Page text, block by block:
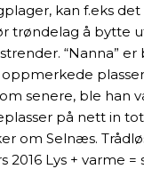
kan f.eks
trøndelag å bytte
“Nanna”
senere, ble han
på nett in
om Selnæs.
2016 Lys + varme